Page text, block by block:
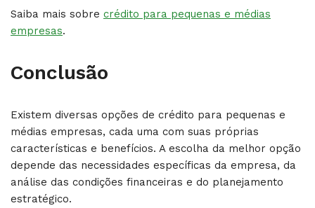
Saiba mais sobre crédito para pequenas e médias
empresas.
Conclusão
Existem diversas opções de crédito para pequenas e
médias empresas, cada uma com suas próprias
características e benefícios. A escolha da melhor opção
depende das necessidades específicas da empresa, da
análise das condições financeiras e do planejamento
estratégico.